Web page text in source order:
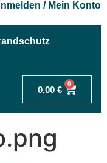
/ Mein Konto
0,00 €
0